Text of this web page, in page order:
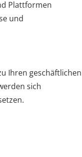
Plattformen
und
Ihren geschäftlichen
sich